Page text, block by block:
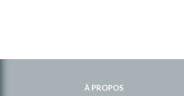
À PROPOS